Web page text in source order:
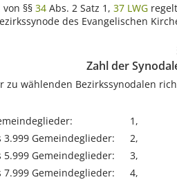
von §§34Abs. 2 Satz 1,37 LWG
des Evangelischen
Zahl der
zu wählenden Bezirkssynodalen
1,
3.999 Gemeindeglieder:
2,
5.999 Gemeindeglieder:
3,
7.999 Gemeindeglieder:
4,